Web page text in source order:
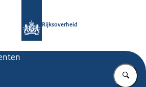
Rijksoverheid